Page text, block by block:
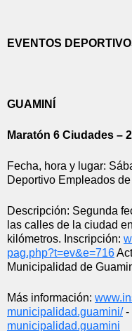
EVENTOS
GUAMINÍ
Maratón 6 Ciudades –
Fecha, hora y lugar:
Deportivo Empleados
Descripción: Segunda
las calles de la ciudad
kilómetros. Inscripción:
pag.php?t=ev&e=716
Municipalidad de
Más información:
municipalidad.guamini/ -
municipalidad.guamini